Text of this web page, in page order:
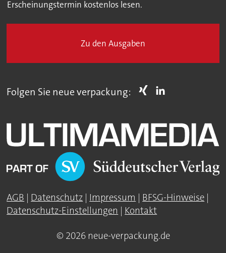
Erscheinungstermin kostenlos lesen.
Zu den Ausgaben
Folgen Sie neue verpackung:
AGB | Datenschutz | Impressum | BFSG-Hinweise |
Datenschutz-Einstellungen | Kontakt
© 2026 neue-verpackung.de